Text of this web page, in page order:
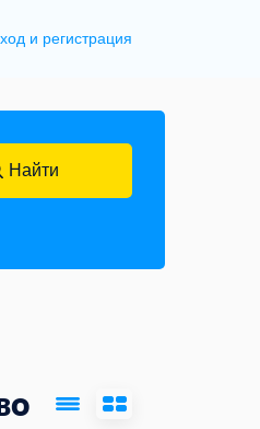
и регистрация
Найти